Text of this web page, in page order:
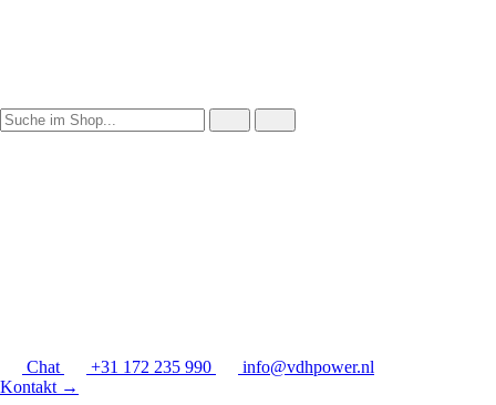
Chat +31 172 235 990
info@vdhpower.nl
Kontakt →